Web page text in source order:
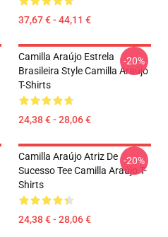
37,67 € - 44,11 €
Camilla Araújo Estrela
Brasileira Style Camilla Araújo
T-Shirts
24,38 € - 28,06 €
-20%
Camilla Araújo Atriz De
Sucesso Tee Camilla Araújo T-
Shirts
24,38 € - 28,06 €
-20%